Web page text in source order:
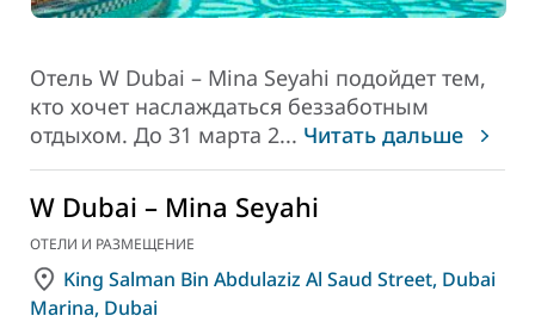
Отель W Dubai – Mina Seyahi подойдет тем,
кто хочет наслаждаться беззаботным
отдыхом. До 31 марта 2... Читать дальше
W Dubai – Mina Seyahi
ОТЕЛИ И РАЗМЕЩЕНИЕ
King Salman Bin Abdulaziz Al Saud Street, Dubai
Marina, Dubai